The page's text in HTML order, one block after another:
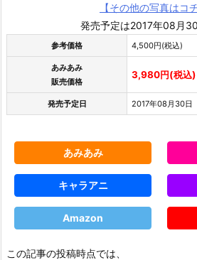
【その他の写真はコ
発売予定は2017年08月30
参考価格 4,500円(税込)
あみあみ
販売価格
3,980円(税込)
発売予定日 2017年08月30日
あみあみ
キャラアニ
Amazon
この記事の投稿時点では、